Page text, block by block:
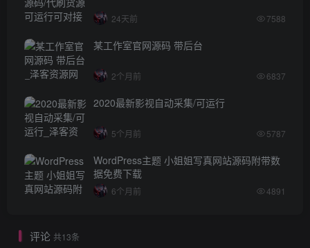
24天前 7588
某工作室官网源码 带后台
2个月前 6837
2020最新影视自动采集/可运行
5个月前 5787
WordPress主题 小姐姐写真网站源码附带数
据免费下载
6个月前 4891
评论 共13条